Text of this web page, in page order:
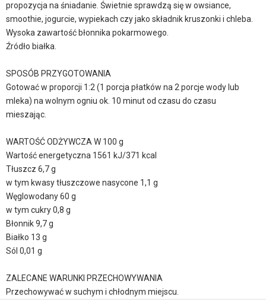
propozycja na śniadanie. Świetnie sprawdzą się w owsiance,
smoothie, jogurcie, wypiekach czy jako składnik kruszonki i chleba.
Wysoka zawartość błonnika pokarmowego.
Źródło białka.
SPOSÓB PRZYGOTOWANIA
Gotować w proporcji 1:2 (1 porcja płatków na 2 porcje wody lub
mleka) na wolnym ogniu ok. 10 minut od czasu do czasu
mieszając.
WARTOŚĆ ODŻYWCZA W 100 g
Wartość energetyczna 1561 kJ/371 kcal
Tłuszcz 6,7 g
w tym kwasy tłuszczowe nasycone 1,1 g
Węglowodany 60 g
w tym cukry 0,8 g
Błonnik 9,7 g
Białko 13 g
Sól 0,01 g
ZALECANE WARUNKI PRZECHOWYWANIA
Przechowywać w suchym i chłodnym miejscu.